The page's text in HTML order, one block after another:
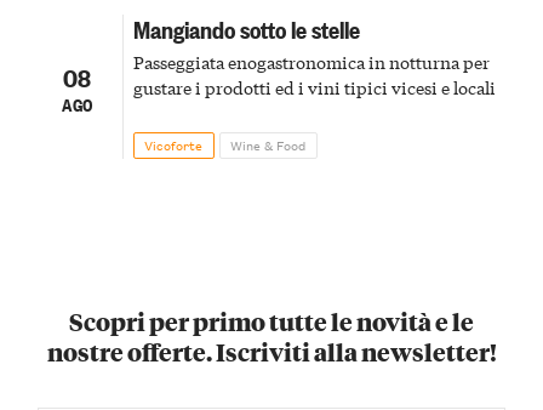
08
AGO
Mangiando sotto le stelle
Passeggiata enogastronomica in notturna per
gustare i prodotti ed i vini tipici vicesi e locali
Vicoforte Wine & Food
Scopri per primo tutte le novità e le
nostre offerte. Iscriviti alla newsletter!